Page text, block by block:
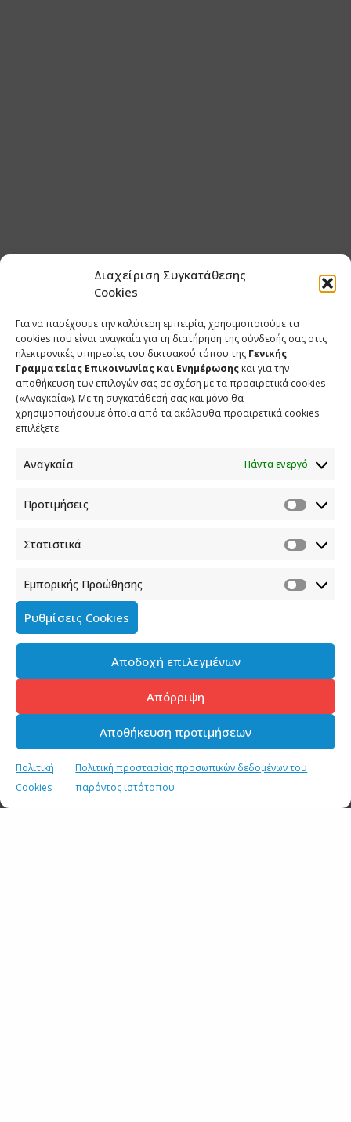
Διαχείριση Συγκατάθεσης
Cookies
Για να παρέχουμε την καλύτερη εμπειρία, χρησιμοποιούμε τα
cookies που είναι αναγκαία για τη διατήρηση της σύνδεσής σας στις
ηλεκτρονικές υπηρεσίες του δικτυακού τόπου της Γενικής
Γραμματείας Επικοινωνίας και Ενημέρωσης και για την
αποθήκευση των επιλογών σας σε σχέση με τα προαιρετικά cookies
(«Αναγκαία»). Με τη συγκατάθεσή σας και μόνο θα
χρησιμοποιήσουμε όποια από τα ακόλουθα προαιρετικά cookies
επιλέξετε.
Αναγκαία Πάντα ενεργό
Προτιμήσεις
Στατιστικά
Εμπορικής Προώθησης
Ρυθμίσεις Cookies
Αποδοχή επιλεγμένων
Απόρριψη
Αποθήκευση προτιμήσεων
Πολιτική
Cookies
Πολιτική προστασίας προσωπικών δεδομένων του
παρόντος ιστότοπου